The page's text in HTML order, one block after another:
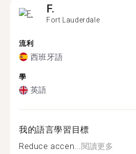
F.
Fort Lauderdale
流利
西班牙語
學
英語
我的語言學習目標
Reduce accen...閱讀更多